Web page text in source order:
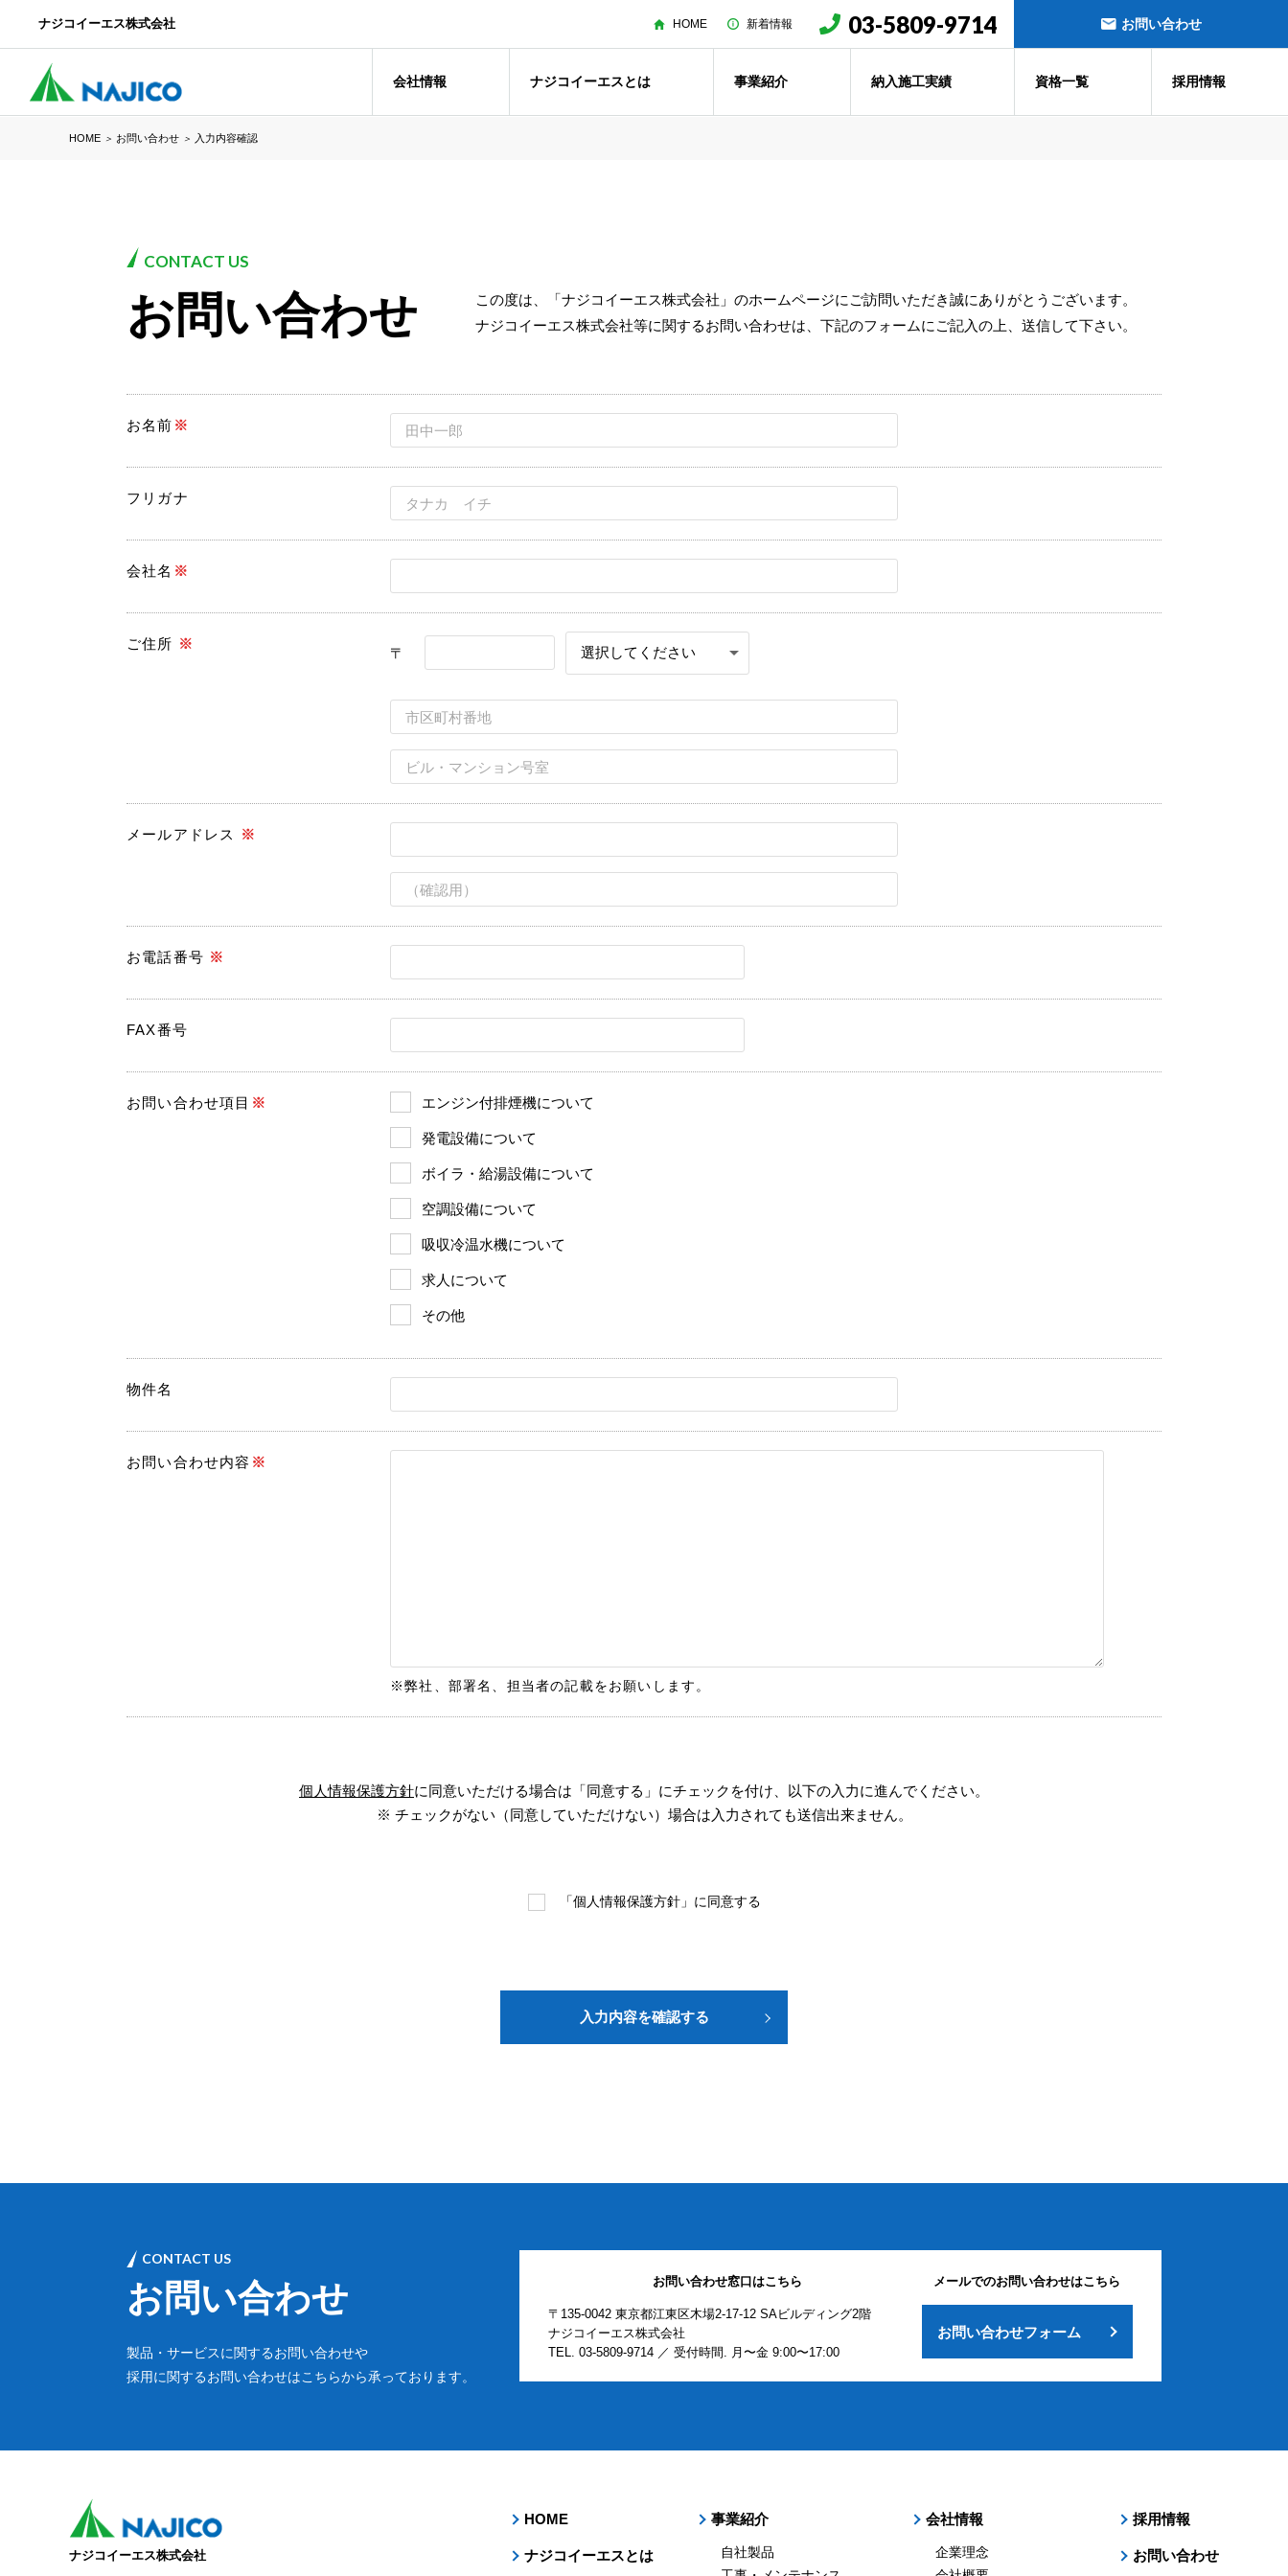
ナジコイーエス株式会社 HOME 新着情報 03-5809-9714 お問い合わせ
会社情報 ナジコイーエスとは 事業紹介 納入施工実績 資格一覧 採用情報
HOME ＞ お問い合わせ ＞ 入力内容確認
CONTACT US
お問い合わせ
この度は、「ナジコイーエス株式会社」のホームページにご訪問いただき誠にありがとうございます。
ナジコイーエス株式会社等に関するお問い合わせは、下記のフォームにご記入の上、送信して下さい。
お名前 ※
フリガナ
会社名 ※
ご住所 ※
〒
メールアドレス ※
お電話番号 ※
FAX番号
お問い合わせ項目 ※ エンジン付排煙機について
発電設備について
ボイラ・給湯設備について
空調設備について
吸収冷温水機について
求人について
その他
物件名
お問い合わせ内容 ※
※弊社、部署名、担当者の記載をお願いします。
個人情報保護方針に同意いただける場合は「同意する」にチェックを付け、以下の入力に進んでください。
※ チェックがない（同意していただけない）場合は入力されても送信出来ません。
「個人情報保護方針」に同意する
入力内容を確認する
CONTACT US
お問い合わせ
製品・サービスに関するお問い合わせや
採用に関するお問い合わせはこちらから承っております。
お問い合わせ窓口はこちら
〒135-0042 東京都江東区木場2-17-12 SAビルディング2階
ナジコイーエス株式会社
TEL. 03-5809-9714／ 受付時間. 月〜金 9:00〜17:00
メールでのお問い合わせはこちら
お問い合わせフォーム
ナジコイーエス株式会社
HOME
ナジコイーエスとは
事業紹介
自社製品
会社情報
企業理念
採用情報
お問い合わせ